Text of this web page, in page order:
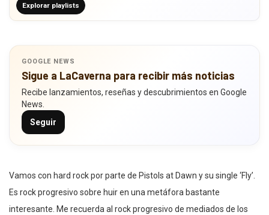
Explorar playlists
GOOGLE NEWS
Sigue a LaCaverna para recibir más noticias
Recibe lanzamientos, reseñas y descubrimientos en Google
News.
Seguir
Vamos con hard rock por parte de Pistols at Dawn y su single ‘Fly’.
Es rock progresivo sobre huir en una metáfora bastante
interesante. Me recuerda al rock progresivo de mediados de los